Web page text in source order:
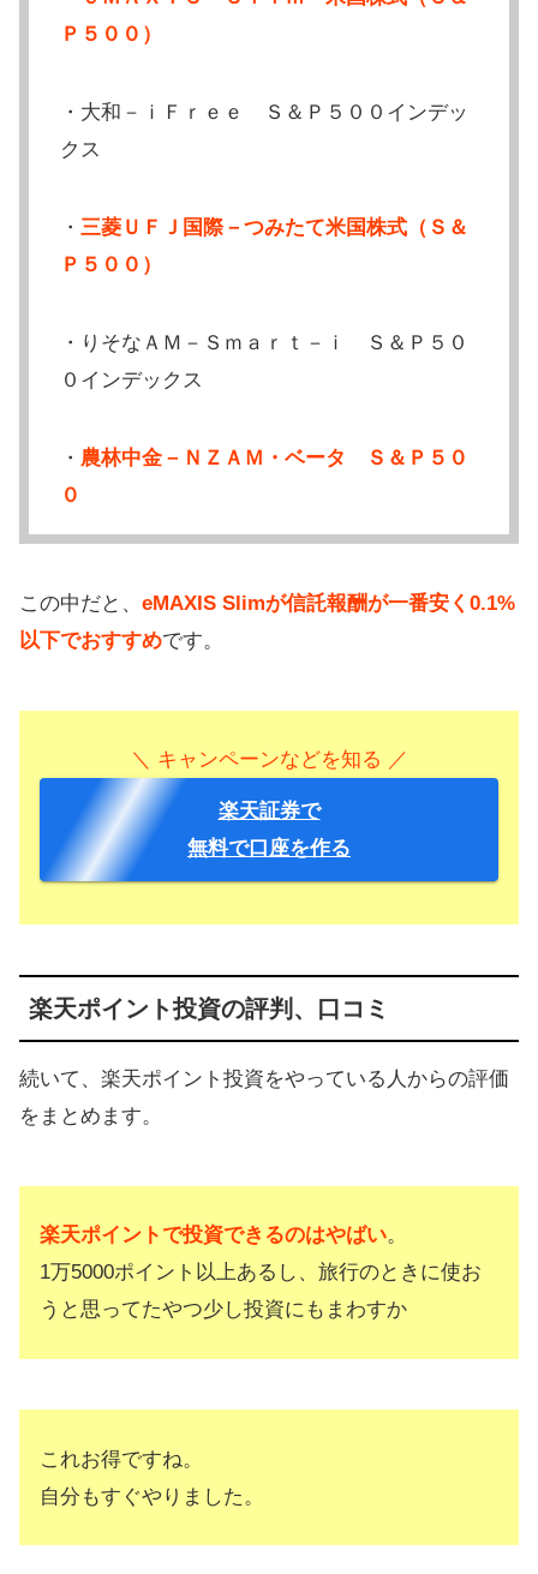
Ｐ５００）
・大和－ｉＦｒｅｅ Ｓ＆Ｐ５００インデッ
クス
・ 三菱ＵＦＪ国際－つみたて米国株式（Ｓ＆
Ｐ５００）
・りそなＡＭ－Ｓｍａｒｔ－ｉ Ｓ＆Ｐ５０
０インデックス
・ 農林中金－ＮＺＡＭ・ベータ Ｓ＆Ｐ５０
０
この中だと、 eMAXIS Slimが信託報酬が一番安く0.1%
以下でおすすめです。
＼ キャンペーンなどを知る ／
楽天証券で
無料で口座を作る
楽天ポイント投資の評判、口コミ
続いて、楽天ポイント投資をやっている人からの評価
をまとめます。
楽天ポイントで投資できるのはやばい。
1万5000ポイント以上あるし、旅行のときに使お
うと思ってたやつ少し投資にもまわすか
これお得ですね。
自分もすぐやりました。